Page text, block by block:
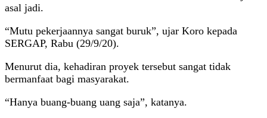
asal jadi.
“Mutu pekerjaannya sangat buruk”, ujar Koro kepada
SERGAP, Rabu (29/9/20).
Menurut dia, kehadiran proyek tersebut sangat tidak
bermanfaat bagi masyarakat.
“Hanya buang-buang uang saja”, katanya.